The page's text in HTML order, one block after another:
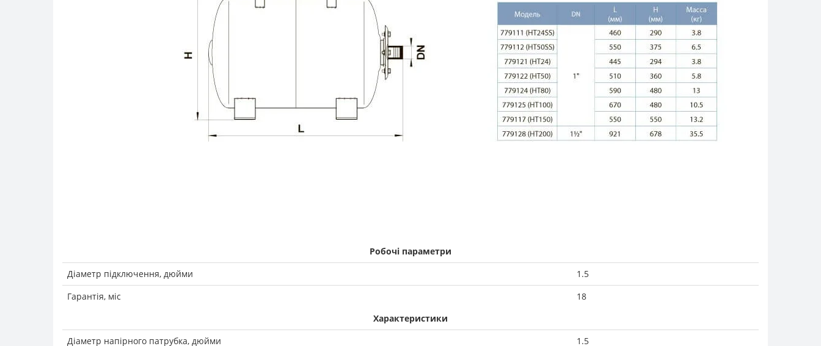
Робочі параметри
Діаметр підключення, дюйми
1.5
Гарантія, міс
18
Характеристики
Діаметр напірного патрубка, дюйми
1.5